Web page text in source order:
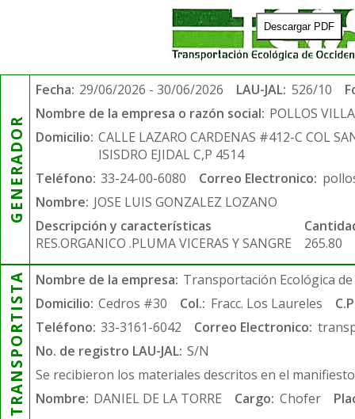
Descargar PDF
GENERADOR
Fecha: 29/06/2026 - 30/06/2026 LAU-JAL: 526/10
Nombre de la empresa o razón social: POLLOS VILLA
Domicilio: CALLE LAZARO CARDENAS #412-C COL
ISISDRO EJIDAL C,P 4514
Teléfono: 33-24-00-6080 Correo Electronico:
Nombre: JOSE LUIS GONZALEZ LOZANO
Descripción y características
RES.ORGANICO .PLUMA VICERAS Y SANGRE
265.80
TRANSPORTISTA Nombre de la empresa: Transportación Ecológica de
Domicilio: Cedros #30 Col.: Fracc. Los Laureles
Teléfono: 33-3161-6042 Correo Electronico:
No. de registro LAU-JAL: S/N
Se recibieron los materiales descritos en el
Nombre: DANIEL DE LA TORRE Cargo: Chofer